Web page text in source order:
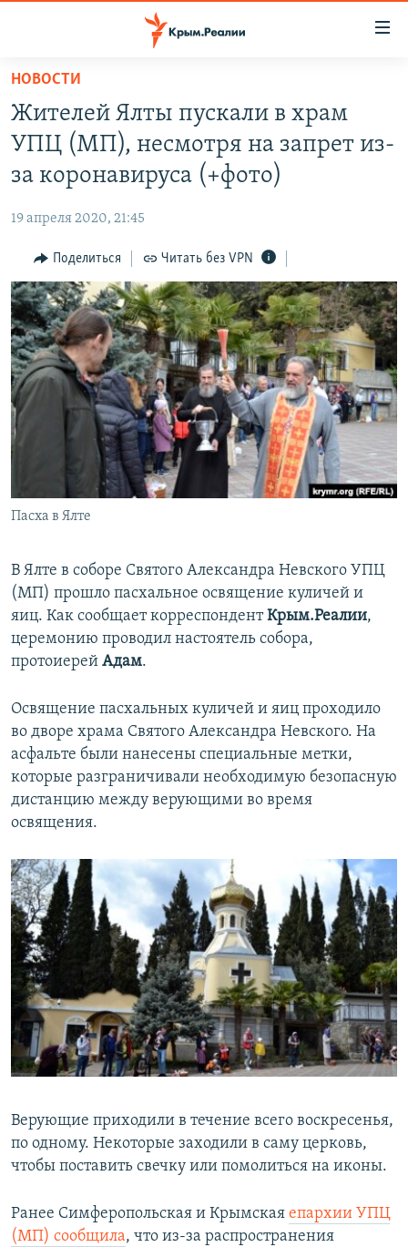
Вернуться
основному
содержанию
главной
навигации
Вернутся
поиску
СПЕЦПРОЕКТЫ
11 ЛЕТ ОККУПАЦИИ КРЫМА. 11 ИСТОРИЙ СОПРОТИВЛЕНИЯ
ЕЩЕ
ИНТЕРАКТИВ
ИНФОГРАФИКА
ТЕЛЕПРОЕКТ КРЫМ.РЕАЛИИ
СОВЕТЫ ПРАВОЗАЩИТНИКОВ
ПРОПАВШИЕ БЕЗ ВЕСТИ
ПОБЕДИТЕЛЕЙ НЕ СУДЯТ?
КРЫМ.НЕПОКОРЕННЫЙ
УКРАИНСКАЯ ПРОБЛЕМА КРЫМА
РАДІО СВОБОДА
КАК ОБОЙТИ БЛОКИРОВКУ
Українською
Qırımtatar
ПРИСОЕДИНЯЙТЕСЬ!
НОВОСТИ
Жителей Ялты пускали в храм
УПЦ (МП), несмотря на запрет из-
за коронавируса (+фото)
19 апреля 2020, 21:45
Поделиться Читать без VPN
Пасха в Ялте
В Ялте в соборе Святого Александра Невского УПЦ
(МП) прошло пасхальное освящение куличей и
яиц. Как сообщает корреспондентКрым.Реалии,
церемонию проводил настоятель собора,
протоиерей Адам.
Освящение пасхальных куличей и яиц проходило
во дворе храма Святого Александра Невского. На
асфальте были нанесены специальные метки,
которые разграничивали необходимую безопасную
дистанцию между верующими во время
освящения.
Верующие приходили в течение всего воскресенья,
по одному. Некоторые заходили в саму церковь,
чтобы поставить свечку или помолиться на иконы.
Ранее Симферопольская и Крымская епархии УПЦ
(МП) сообщила, что из-за распространения